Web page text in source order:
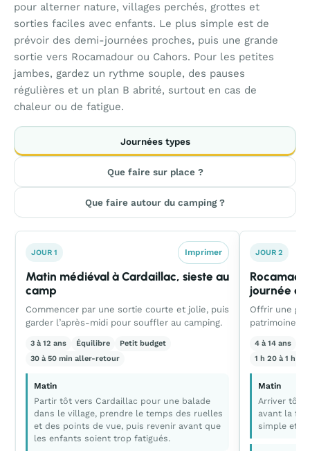
pour alterner nature, villages perchés, grottes et
sorties faciles avec enfants. Le plus simple est de
prévoir des demi-journées proches, puis une grande
sortie vers Rocamadour ou Cahors. Pour les petites
jambes, gardez un rythme souple, des pauses
régulières et un plan B abrité, surtout en cas de
chaleur ou de fatigue.
Journées types
Que faire sur place ?
Que faire autour du camping ?
JOUR 1 Imprimer
Matin médiéval à Cardaillac, sieste au
camp
Commencer par une sortie courte et jolie, puis
garder l’après-midi pour souffler au camping.
3 à 12 ans Équilibre
Petit budget
30 à 50 min aller-retour
Matin
Partir tôt vers Cardaillac pour une balade
dans le village, prendre le temps des ruelles
et des points de vue, puis revenir avant que
les enfants soient trop fatigués.
JOUR 2
journée
Offrir une
patrimoine le
4 à 14 ans
1 h 20 à 1 h
Matin
Arriver tôt
avant la
simple et